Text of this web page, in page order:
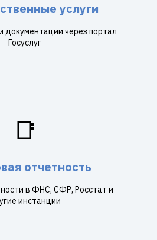
услуги
документации через портал
Госуслуг
📑
отчетность
в ФНС, СФР, Росстат и
инстанции